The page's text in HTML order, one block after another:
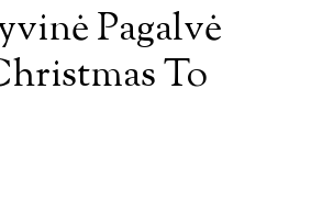
Pagalvė
To